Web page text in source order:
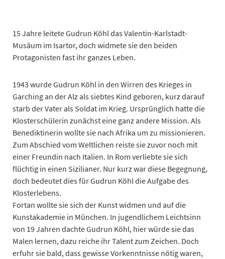
15 Jahre leitete Gudrun Köhl das Valentin-Karlstadt-
Musäum im Isartor, doch widmete sie den beiden
Protagonisten fast ihr ganzes Leben.
1943 wurde Gudrun Köhl in den Wirren des Krieges in
Garching an der Alz als siebtes Kind geboren, kurz darauf
starb der Vater als Soldat im Krieg. Ursprünglich hatte die
Klosterschülerin zunächst eine ganz andere Mission. Als
Benediktinerin wollte sie nach Afrika um zu missionieren.
Zum Abschied vom Weltlichen reiste sie zuvor noch mit
einer Freundin nach Italien. In Rom verliebte sie sich
flüchtig in einen Sizilianer. Nur kurz war diese Begegnung,
doch bedeutet dies für Gudrun Köhl die Aufgabe des
Klosterlebens.
Fortan wollte sie sich der Kunst widmen und auf die
Kunstakademie in München. In jugendlichem Leichtsinn
von 19 Jahren dachte Gudrun Köhl, hier würde sie das
Malen lernen, dazu reiche ihr Talent zum Zeichen. Doch
erfuhr sie bald, dass gewisse Vorkenntnisse nötig waren,